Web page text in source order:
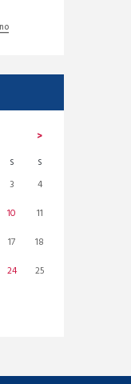
S S
3
4
10
11
17
18
24
25